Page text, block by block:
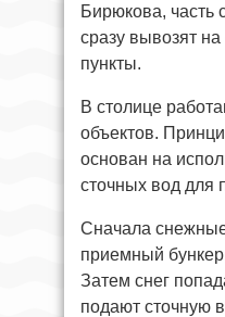
Бирюкова, часть
сразу вывозят
пункты.
В столице
объектов.
основан на
сточных вод для
Сначала
приемный
Затем снег
подают сточную